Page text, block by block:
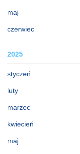
maj
czerwiec
2025
styczeń
luty
marzec
kwiecień
maj